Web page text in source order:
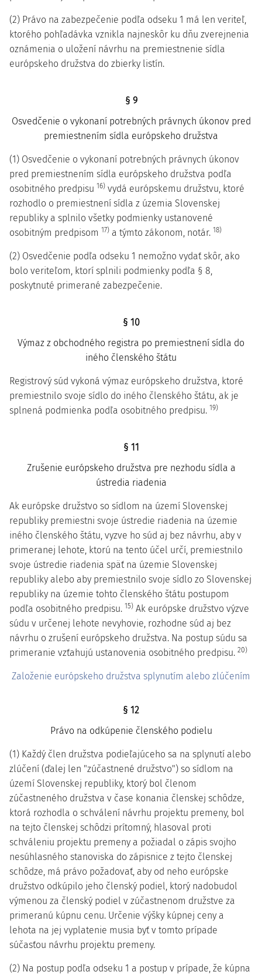
(2) Právo na zabezpečenie podľa odseku 1 má len veriteľ,
ktorého pohľadávka vznikla najneskôr ku dňu zverejnenia
oznámenia o uložení návrhu na premiestnenie sídla
európskeho družstva do zbierky listín.
§ 9
Osvedčenie o vykonaní potrebných právnych úkonov pred
premiestnením sídla európskeho družstva
(1) Osvedčenie o vykonaní potrebných právnych úkonov
pred premiestnením sídla európskeho družstva podľa
osobitného predpisu 16) vydá európskemu družstvu, ktoré
rozhodlo o premiestnení sídla z územia Slovenskej
republiky a splnilo všetky podmienky ustanovené
osobitným predpisom 17) a týmto zákonom, notár. 18)
(2) Osvedčenie podľa odseku 1 nemožno vydať skôr, ako
bolo veriteľom, ktorí splnili podmienky podľa § 8,
poskytnuté primerané zabezpečenie.
§ 10
Výmaz z obchodného registra po premiestnení sídla do
iného členského štátu
Registrový súd vykoná výmaz európskeho družstva, ktoré
premiestnilo svoje sídlo do iného členského štátu, ak je
splnená podmienka podľa osobitného predpisu. 19)
§ 11
Zrušenie európskeho družstva pre nezhodu sídla a
ústredia riadenia
Ak európske družstvo so sídlom na území Slovenskej
republiky premiestni svoje ústredie riadenia na územie
iného členského štátu, vyzve ho súd aj bez návrhu, aby v
primeranej lehote, ktorú na tento účel určí, premiestnilo
svoje ústredie riadenia späť na územie Slovenskej
republiky alebo aby premiestnilo svoje sídlo zo Slovenskej
republiky na územie tohto členského štátu postupom
podľa osobitného predpisu. 15) Ak európske družstvo výzve
súdu v určenej lehote nevyhovie, rozhodne súd aj bez
návrhu o zrušení európskeho družstva. Na postup súdu sa
primeranie vzťahujú ustanovenia osobitného predpisu. 20)
Založenie európskeho družstva splynutím alebo zlúčením
§ 12
Právo na odkúpenie členského podielu
(1) Každý člen družstva podieľajúceho sa na splynutí alebo
zlúčení (ďalej len "zúčastnené družstvo") so sídlom na
území Slovenskej republiky, ktorý bol členom
zúčastneného družstva v čase konania členskej schôdze,
ktorá rozhodla o schválení návrhu projektu premeny, bol
na tejto členskej schôdzi prítomný, hlasoval proti
schváleniu projektu premeny a požiadal o zápis svojho
nesúhlasného stanoviska do zápisnice z tejto členskej
schôdze, má právo požadovať, aby od neho európske
družstvo odkúpilo jeho členský podiel, ktorý nadobudol
výmenou za členský podiel v zúčastnenom družstve za
primeranú kúpnu cenu. Určenie výšky kúpnej ceny a
lehota na jej vyplatenie musia byť v tomto prípade
súčasťou návrhu projektu premeny.
(2) Na postup podľa odseku 1 a postup v prípade, že kúpna